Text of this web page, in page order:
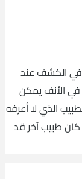
في الكشف عند
الأنف يمكن
الذي لا أعرفه
كان طبيب آخر قد